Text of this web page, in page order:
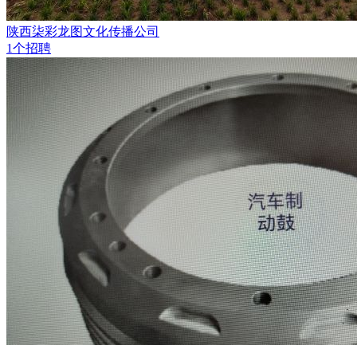
陕西柒彩龙图文化传播公司
1个招聘